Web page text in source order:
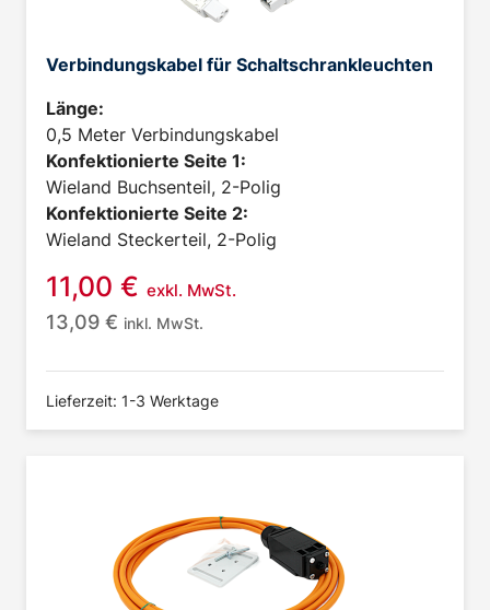
Verbindungskabel für Schaltschrankleuchten
Länge:
0,5 Meter Verbindungskabel
Konfektionierte Seite 1:
Wieland Buchsenteil, 2-Polig
Konfektionierte Seite 2:
Wieland Steckerteil, 2-Polig
11,00 € exkl. MwSt.
13,09 € inkl. MwSt.
Lieferzeit: 1-3 Werktage